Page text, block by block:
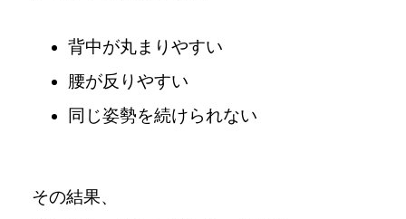
背中が丸まりやすい
腰が反りやすい
同じ姿勢を続けられない
その結果、